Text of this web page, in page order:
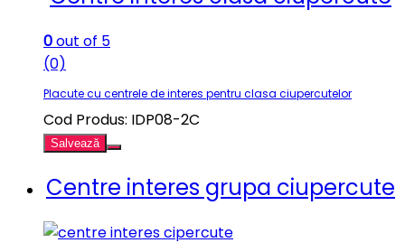
0out of 5
(0)
Placute cu centrele de interes pentru clasa ciupercutelor
Cod Produs: IDP08-2C
Salvează
Centre interes grupa ciupercute